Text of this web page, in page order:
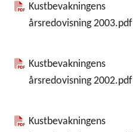
Kustbevakningens
årsredovisning 2003.pdf
Kustbevakningens
årsredovisning 2002.pdf
Kustbevakningens